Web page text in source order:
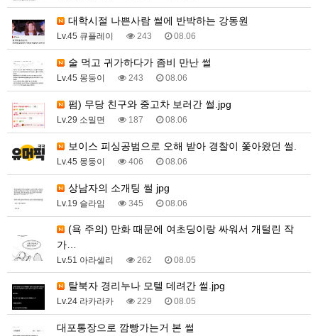
대학시절 나쁜사람 썰에 반박하는 강동원
Lv.45 큐플레이 243 08.06
술 먹고 귀가하다가 좀비 만난 썰
Lv.45 몽둥이 243 08.06
펌) 무당 친구와 중고차 보러간 썰.jpg
Lv.29 소밀면 187 08.06
보이스 피싱공범으로 오해 받아 경찰이 쫓아왔던 썰.
Lv.45 몽둥이 406 08.06
상남자의 소개팅 썰 jpg
Lv.19 슬라임 345 08.06
가…
Lv.51 아라셀리 262 08.05
탈북자 경리누나 모텔 데려간 썰.jpg
Lv.24 라카라카 229 08.05
대포통장으로 깜빵가는거 본 썰